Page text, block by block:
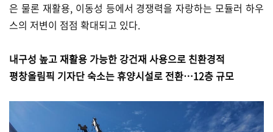
은 물론 재활용, 이동성 등에서 경쟁력을 자랑하는 모듈러 하우
스의 저변이 점점 확대되고 있다.
내구성 높고 재활용 가능한 강건재 사용으로 친환경적
평창올림픽 기자단 숙소는 휴양시설로 전환…12층 규모